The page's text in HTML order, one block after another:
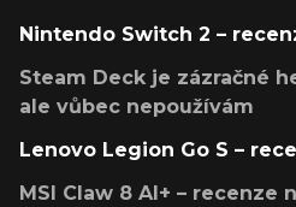
Nintendo Switch 2 –
Steam Deck je zázračné
ale vůbec nepoužívám
Lenovo Legion Go S –
MSI Claw 8 AI+ – recenze